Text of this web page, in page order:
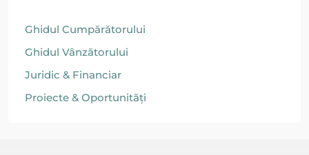
Ghidul Cumpărătorului
Ghidul Vânzătorului
Juridic & Financiar
Proiecte & Oportunități